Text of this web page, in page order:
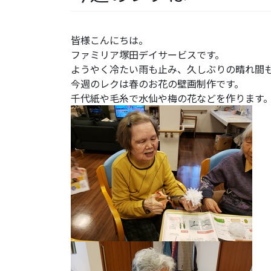
皆様こんにちは。
ファミリア塚田デイサービスです。
ようやく冷たい雨も止み、久しぶりの晴れ間
今週のレクは春のお花の壁画制作です。
千代紙や毛糸で水仙や梅の花などを作ります。